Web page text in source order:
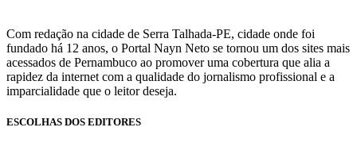
Com redação na cidade de Serra Talhada-PE, cidade onde foi
fundado há 12 anos, o Portal Nayn Neto se tornou um dos sites mais
acessados de Pernambuco ao promover uma cobertura que alia a
rapidez da internet com a qualidade do jornalismo profissional e a
imparcialidade que o leitor deseja.
ESCOLHAS DOS EDITORES